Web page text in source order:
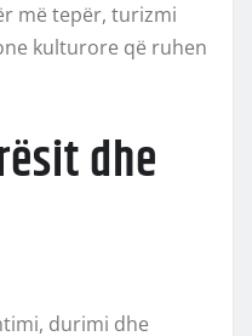
më tepër, turizmi
kulturore që ruhen
dhe
durimi dhe